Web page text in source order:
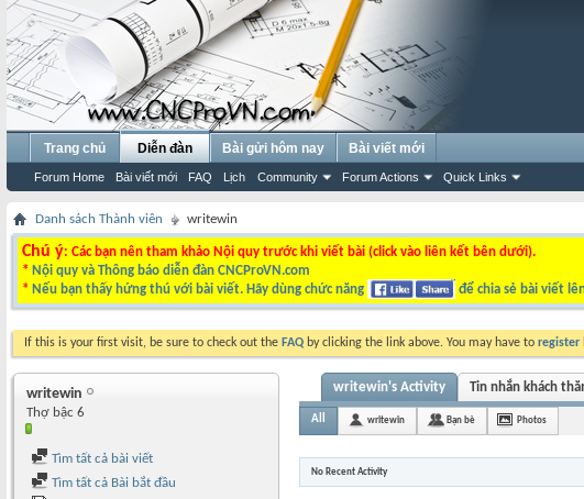
Trang chủ Diễn đàn
Forum Home Bài viết mới FAQ Lịch Community Forum Actions Quick Links
Bài gửi hôm nay Bài viết mới
Danh sách Thành viên writewin
Chú ý: Các bạn nên tham khảo Nội quy trước khi viết bài (click vào liên kết bên dưới).
* Nội quy và Thông báo diễn đàn CNCProVN.com
* Nếu bạn thấy hứng thú với bài viết. Hãy dùng chức năng để chia sẻ bài viết
If this is your first visit, be sure to check out the FAQ by clicking the link above. You may have to register
writewin
Thợ bậc 6
Tìm tất cả bài viết
Tìm tất cả Bài bắt đầu
writewin's Activity Tin nhắn khách
All writewin Bạn bè Photos
No Recent Activity